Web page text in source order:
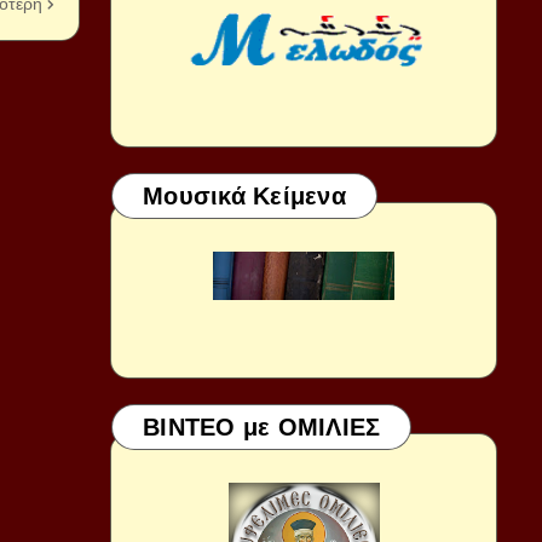
Μουσικά Κείμενα
ΒΙΝΤΕΟ με ΟΜΙΛΙΕΣ